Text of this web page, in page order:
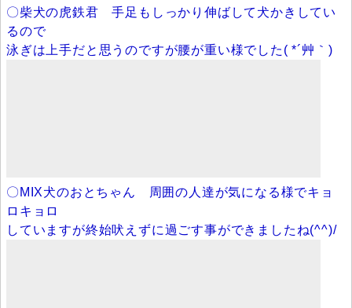
〇柴犬の虎鉄君 手足もしっかり伸ばして犬かきしてい
るので
泳ぎは上手だと思うのですが腰が重い様でした( *´艸｀)
〇MIX犬のおとちゃん 周囲の人達が気になる様でキョ
ロキョロ
していますが終始吠えずに過ごす事ができましたね(^^)/